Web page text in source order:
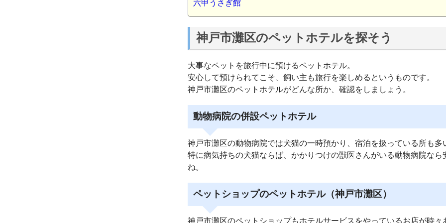
六甲うさぎ館
神戸市灘区のペットホテルを探そう
大事なペットを旅行中に預けるペットホテル。
安心して預けられてこそ、飼い主も旅行を楽しめるというものです。
神戸市灘区のペットホテルがどんな所か、確認をしましょう。
動物病院の併設ペットホテル
神戸市灘区の動物病院では犬猫の一時預かり、宿泊を扱っている所も多
特に病気持ちの犬猫ならば、かかりつけの獣医さんがいる動物病院なら
ね。
ペットショップのペットホテル（神戸市灘区）
神戸市灘区のペットショップもホテルサービスをやっているお店が時々